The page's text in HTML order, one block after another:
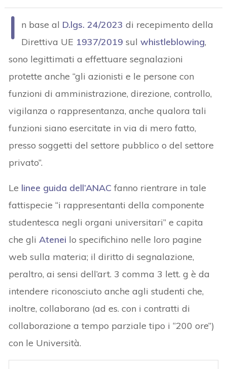
I n base al D.lgs. 24/2023 di recepimento della
Direttiva UE 1937/2019 sulwhistleblowing,
sono legittimati a effettuare segnalazioni
protette anche “gli azionisti e le persone con
funzioni di amministrazione, direzione, controllo,
vigilanza o rappresentanza, anche qualora tali
funzioni siano esercitate in via di mero fatto,
presso soggetti del settore pubblico o del settore
privato”.
Le linee guida dell’ANAC fanno rientrare in tale
fattispecie “i rappresentanti della componente
studentesca negli organi universitari” e capita
che gliAtenei lo specifichino nelle loro pagine
web sulla materia; il diritto di segnalazione,
peraltro, ai sensi dell’art. 3 comma 3 lett. g è da
intendere riconosciuto anche agli studenti che,
inoltre, collaborano (ad es. con i contratti di
collaborazione a tempo parziale tipo i “200 ore”)
con le Università.